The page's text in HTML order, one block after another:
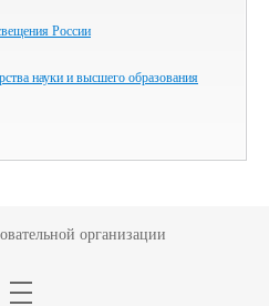
России
науки и высшего образования
организации